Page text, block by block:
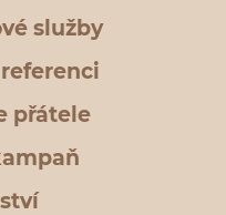
služby
přátele